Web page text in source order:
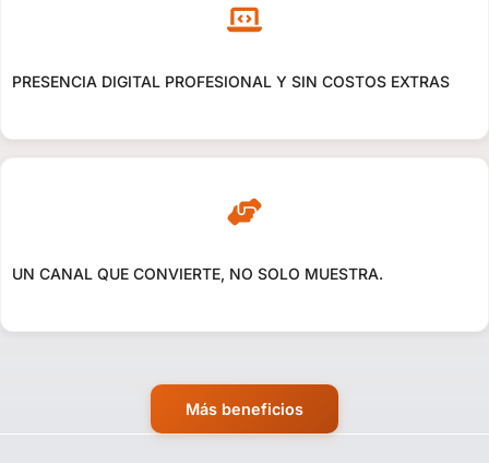
PRESENCIA DIGITAL PROFESIONAL Y SIN COSTOS EXTRAS
UN CANAL QUE CONVIERTE, NO SOLO MUESTRA.
Más beneficios